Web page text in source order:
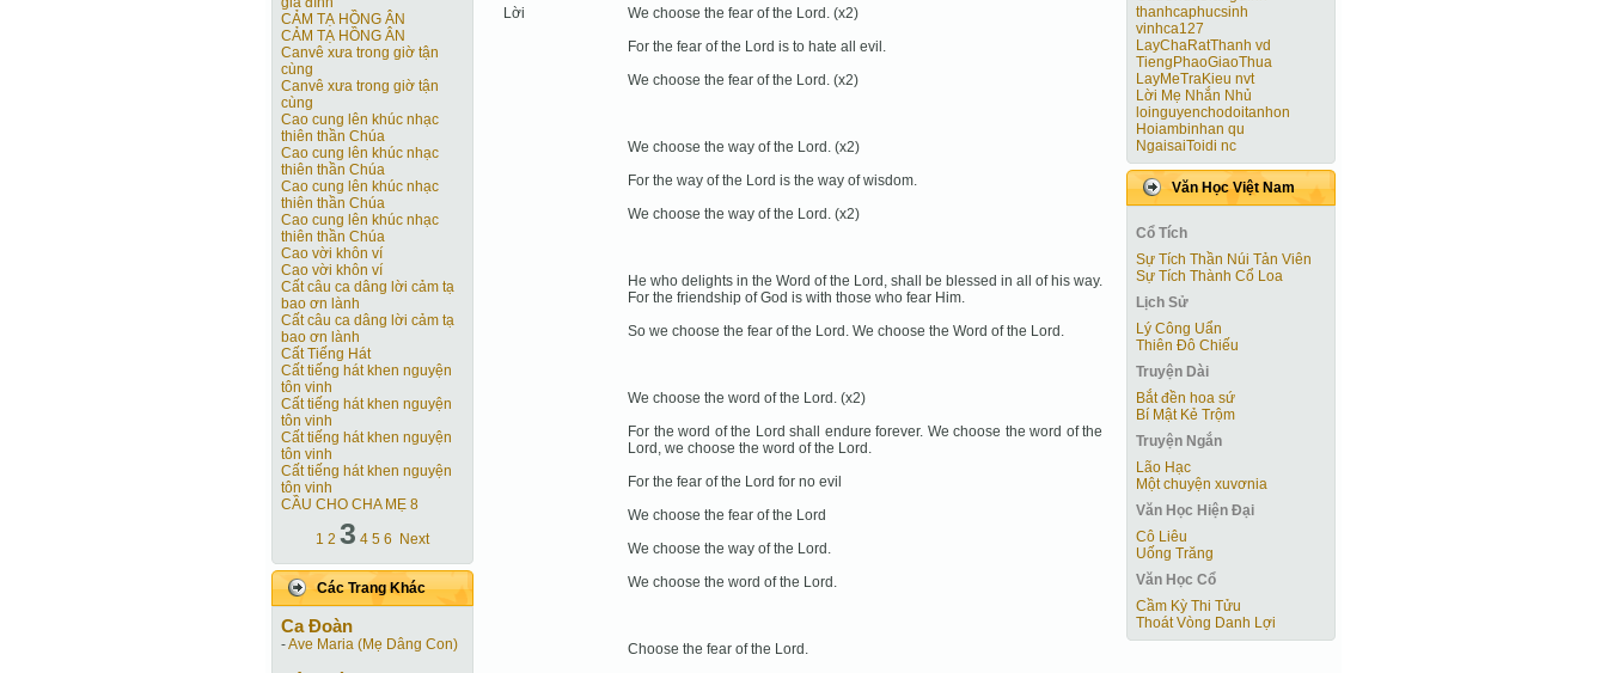
CẢM TẠ HỒNG ÂN
CẢM TẠ HỒNG ÂN
Canvê xưa trong giờ tận
cùng
Canvê xưa trong giờ tận
cùng
Cao cung lên khúc nhạc
thiên thần Chúa
Cao cung lên khúc nhạc
thiên thần Chúa
Cao cung lên khúc nhạc
thiên thần Chúa
Cao cung lên khúc nhạc
thiên thần Chúa
Cao vời khôn ví
Cao vời khôn ví
Cất câu ca dâng lời cảm tạ
bao ơn lành
Cất câu ca dâng lời cảm tạ
bao ơn lành
Cất Tiếng Hát
Cất tiếng hát khen nguyện
tôn vinh
Cất tiếng hát khen nguyện
tôn vinh
Cất tiếng hát khen nguyện
tôn vinh
Cất tiếng hát khen nguyện
tôn vinh
CẦU CHO CHA MẸ 8
1 2 3 4 5 6 Next
Các Trang Khác
Ca Ðoàn
-Ave Maria (Mẹ Dâng Con)
Lời
We choose the fear of the Lord. (x2)
For the fear of the Lord is to hate all evil.
We choose the fear of the Lord. (x2)
We choose the way of the Lord. (x2)
For the way of the Lord is the way of wisdom.
We choose the way of the Lord. (x2)
He who delights in the Word of the Lord, shall be blessed in all of his way.
For the friendship of God is with those who fear Him.
So we choose the fear of the Lord. We choose the Word of the Lord.
We choose the word of the Lord. (x2)
For the word of the Lord shall endure forever. We choose the word of the
Lord, we choose the word of the Lord.
For the fear of the Lord for no evil
We choose the fear of the Lord
We choose the way of the Lord.
We choose the word of the Lord.
Choose the fear of the Lord.
thanhcaphucsinh
vinhca127
LayChaRatThanh vd
TiengPhaoGiaoThua
LayMeTraKieu nvt
Lời Mẹ Nhắn Nhủ
loinguyenchodoitanhon
Hoiambinhan qu
NgaisaiToidi nc
Văn Học Việt Nam
Cổ Tích
Sự Tích Thần Núi Tản Viên
Sự Tích Thành Cổ Loa
Lịch Sử
Lý Công Uẩn
Thiên Đô Chiếu
Truyện Dài
Bắt đền hoa sứ
Bí Mật Kẻ Trộm
Truyện Ngắn
Lão Hạc
Một chuyện xuvơnia
Văn Học Hiện Ðại
Cô Liêu
Uống Trăng
Văn Học Cổ
Cầm Kỳ Thi Tửu
Thoát Vòng Danh Lợi